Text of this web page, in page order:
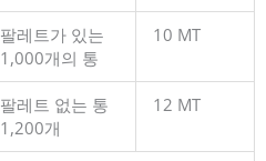
팔레트가 있는
1,000개의 통
10 MT
팔레트 없는 통
1,200개
12 MT